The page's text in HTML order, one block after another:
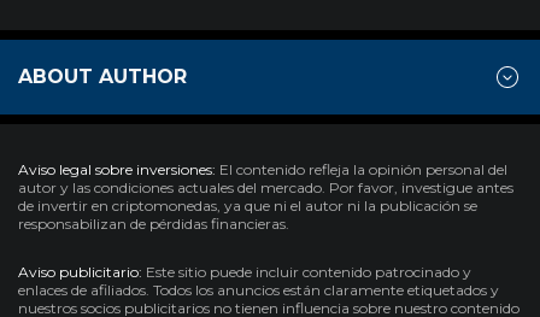
ABOUT AUTHOR
Aviso legal sobre inversiones: El contenido refleja la opinión personal del
autor y las condiciones actuales del mercado. Por favor, investigue antes
de invertir en criptomonedas, ya que ni el autor ni la publicación se
responsabilizan de pérdidas financieras.
Aviso publicitario: Este sitio puede incluir contenido patrocinado y
enlaces de afiliados. Todos los anuncios están claramente etiquetados y
nuestros socios publicitarios no tienen influencia sobre nuestro contenido